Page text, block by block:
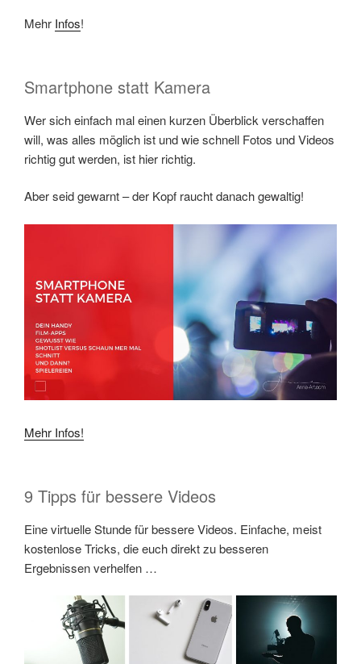
Mehr Infos!
Smartphone statt Kamera
Wer sich einfach mal einen kurzen Überblick verschaffen
will, was alles möglich ist und wie schnell Fotos und Videos
richtig gut werden, ist hier richtig.
Aber seid gewarnt – der Kopf raucht danach gewaltig!
Mehr Infos!
9 Tipps für bessere Videos
Eine virtuelle Stunde für bessere Videos. Einfache, meist
kostenlose Tricks, die euch direkt zu besseren
Ergebnissen verhelfen …